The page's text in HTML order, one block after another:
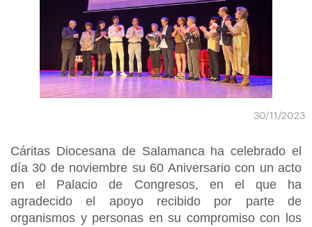
30/11/2023
Cáritas Diocesana de Salamanca ha celebrado el
día 30 de noviembre su 60 Aniversario con un acto
en el Palacio de Congresos, en el que ha
agradecido el apoyo recibido por parte de
organismos y personas en su compromiso con los